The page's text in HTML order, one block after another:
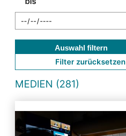
Auswahl filtern
Filter zurücksetzen
MEDIEN (281)